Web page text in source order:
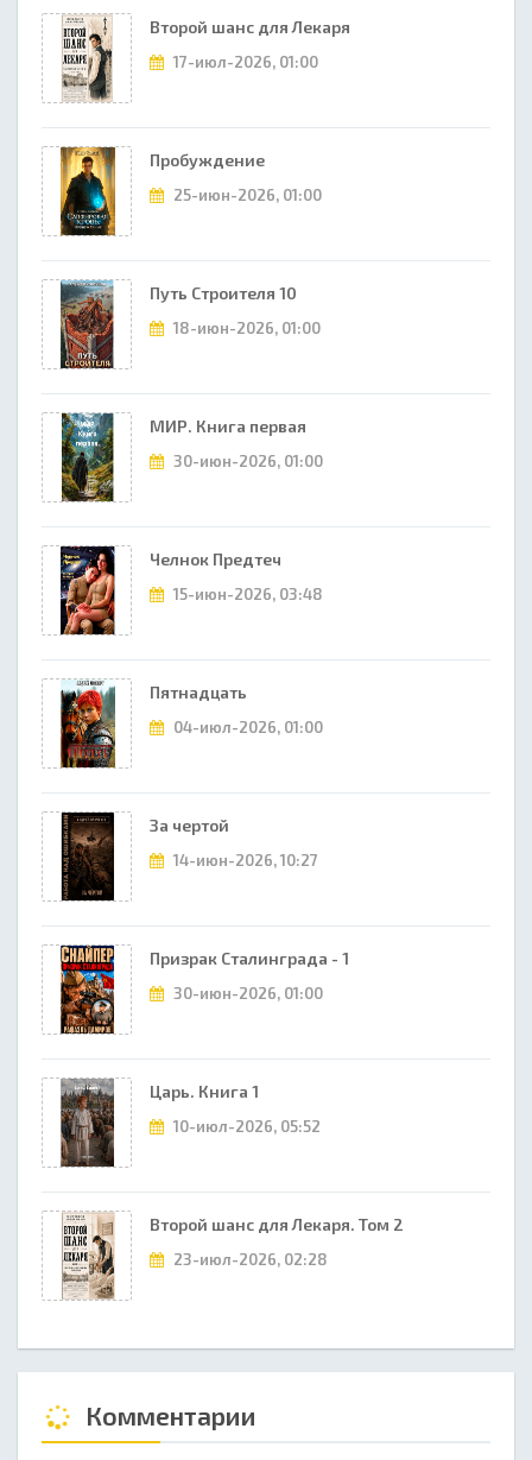
Второй шанс для Лекаря
17-июл-2026, 01:00
Пробуждение
25-июн-2026, 01:00
Путь Строителя 10
18-июн-2026, 01:00
МИР. Книга первая
30-июн-2026, 01:00
Челнок Предтеч
15-июн-2026, 03:48
Пятнадцать
04-июл-2026, 01:00
За чертой
14-июн-2026, 10:27
Призрак Сталинграда - 1
30-июн-2026, 01:00
Царь. Книга 1
10-июл-2026, 05:52
Второй шанс для Лекаря. Том 2
23-июл-2026, 02:28
Комментарии